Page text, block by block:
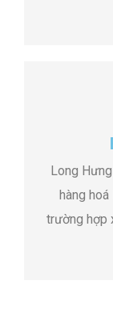
Long
hàng
trường hợp